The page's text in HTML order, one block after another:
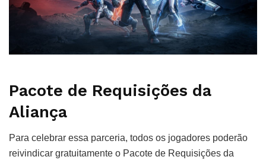
Pacote de Requisições da
Aliança
Para celebrar essa parceria, todos os jogadores poderão
reivindicar gratuitamente o Pacote de Requisições da